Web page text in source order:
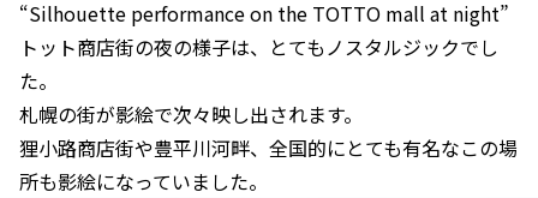
“Silhouette performance on the TOTTO mall at night”
トット商店街の夜の様子は、とてもノスタルジックでし
た。
札幌の街が影絵で次々映し出されます。
狸小路商店街や豊平川河畔、全国的にとても有名なこの場
所も影絵になっていました。